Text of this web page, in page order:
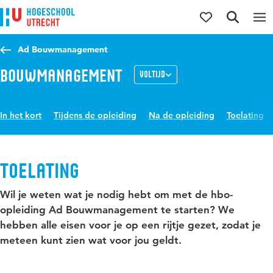
Direct naar de inhoud
Direct naar de hoofdnavigatie
Direct naar de zoekfunctie
Ad Bouwmanagement
Bouwmanagement Voltijd
In het kort Tijdens de opleiding Na de opleiding Toelating
Toelating
Wil je weten wat je nodig hebt om met de hbo-
opleiding Ad Bouwmanagement te starten? We
hebben alle eisen voor je op een rijtje gezet, zodat je
meteen kunt zien wat voor jou geldt.